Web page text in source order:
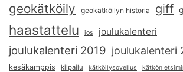
geokätköily geokätköilyn historia giff
haastattelu ios joulukalenteri
joulukalenteri 2019 joulukalenteri
kesäkamppis kilpailu kätköilysovellus kätkön